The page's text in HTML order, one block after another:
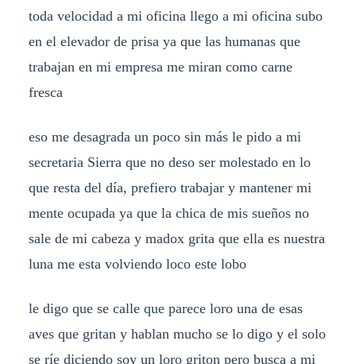
toda velocidad a mi oficina llego a mi oficina subo
en el elevador de prisa ya que las humanas que
trabajan en mi empresa me miran como carne
fresca
eso me desagrada un poco sin más le pido a mi
secretaria Sierra que no deso ser molestado en lo
que resta del día, prefiero trabajar y mantener mi
mente ocupada ya que la chica de mis sueños no
sale de mi cabeza y madox grita que ella es nuestra
luna me esta volviendo loco este lobo
le digo que se calle que parece loro una de esas
aves que gritan y hablan mucho se lo digo y el solo
se ríe diciendo soy un loro griton pero busca a mi